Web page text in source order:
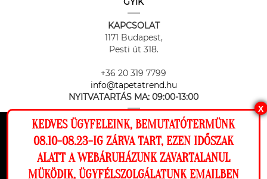
Ez a weboldal cookie-kat használ, hogy a
lehető legjobb élményt nyújtsa honlapunkon.
Beállítások
KAPCSOLAT
1171 Budapest,
Pesti út 318.
+36 20 319 7799
info@tapetatrend.hu
NYITVATARTÁS MA: 09:00-13:00
Az online fizetést a Barion Payment Zrt. biztosítja, MNB engedély
X
KEDVES ÜGYFELEINK, BEMUTATÓTERMÜNK
08.10-08.23-IG ZÁRVA TART, EZEN IDŐSZAK
ALATT A WEBÁRUHÁZUNK ZAVARTALANUL
MÜKÖDIK, ÜGYFÉLSZOLGÁLATUNK EMAILBEN